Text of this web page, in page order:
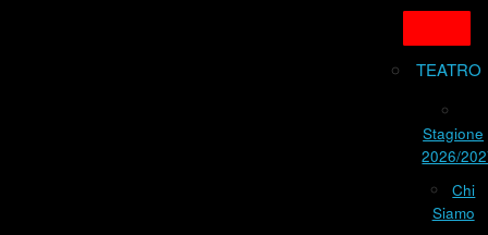
TEATRO
Stagione
2026/
Chi
Siamo